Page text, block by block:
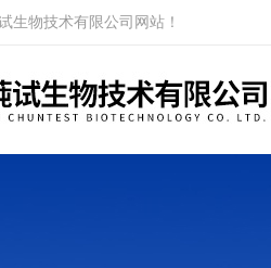
生物技术有限公司网站！